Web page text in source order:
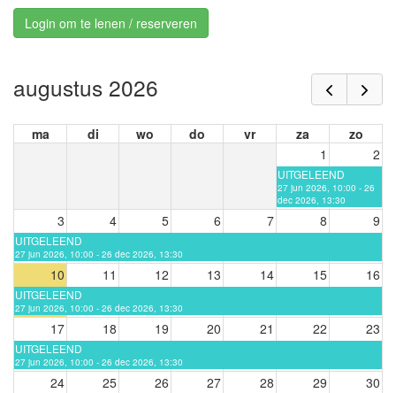
Login om te lenen / reserveren
augustus 2026
ma di wo do vr za
zo
1
2
UITGELEEND
27 jun 2026, 10:00 - 26
dec 2026, 13:30
3 4 5 6 7 8 9
UITGELEEND
27 jun 2026, 10:00 - 26 dec 2026, 13:30
10 11 12 13 14 15 16
UITGELEEND
27 jun 2026, 10:00 - 26 dec 2026, 13:30
17 18 19 20 21 22 23
UITGELEEND
27 jun 2026, 10:00 - 26 dec 2026, 13:30
24 25 26 27 28 29 30